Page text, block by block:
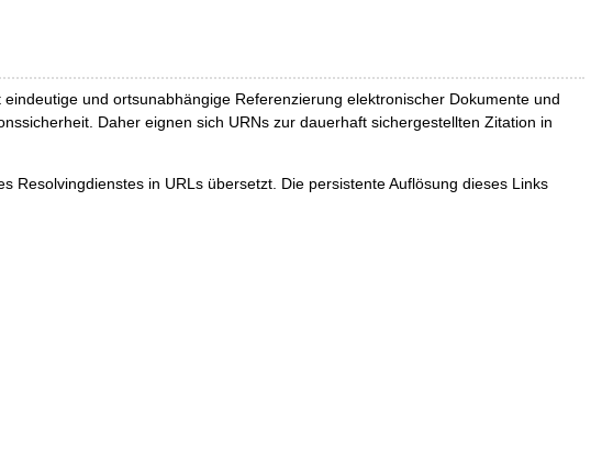
und ortsunabhängige Referenzierung elektronischer Dokumente und
Daher eignen sich URNs zur dauerhaft sichergestellten Zitation in
Resolvingdienstes in URLs übersetzt. Die persistente Auflösung dieses Links